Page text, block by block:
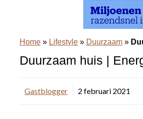
Home » Lifestyle » Duurzaam »
Duurzaam huis |
Gastblogger 2 februari 2021